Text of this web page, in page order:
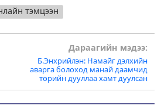
тэмцээн
Дараагийн мэдээ:
Б.Энхрийлэн: Намайг дэлхийн
аварга болоход манай даамчид
төрийн дууллаа хамт дуулсан